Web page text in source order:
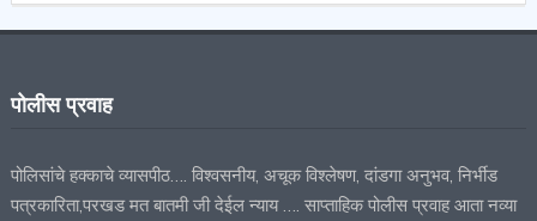
पोलीस प्रवाह
पोलिसांचे हक्काचे व्यासपीठ…. विश्वसनीय, अचूक विश्लेषण, दांडगा अनुभव, निर्भीड
पत्रकारिता,परखड मत बातमी जी देईल न्याय …. साप्ताहिक पोलीस प्रवाह आता नव्या